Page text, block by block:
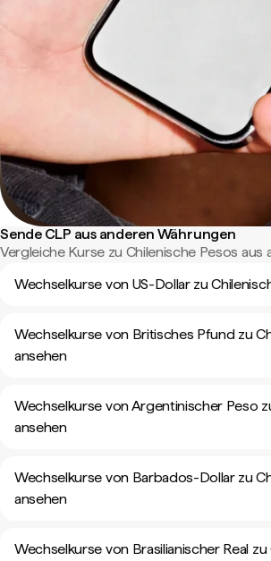
Sende CLP aus anderen Währungen
Vergleiche Kurse zu Chilenische Pesos aus
Wechselkurse von US-Dollar zu
Wechselkurse von Britisches Pfund zu
ansehen
Wechselkurse von Argentinischer Peso
ansehen
Wechselkurse von Barbados-Dollar zu
ansehen
Wechselkurse von Brasilianischer Real